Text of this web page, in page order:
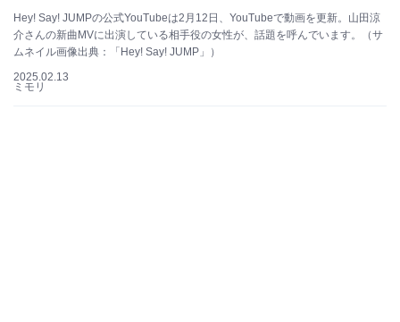
Hey! Say! JUMPの公式YouTubeは2月12日、YouTubeで動画を更新。山田涼
介さんの新曲MVに出演している相手役の女性が、話題を呼んでいます。（サ
ムネイル画像出典：「Hey! Say! JUMP」）
2025.02.13
ミモリ